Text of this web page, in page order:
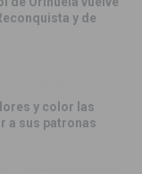
y de
y color las
a sus patronas